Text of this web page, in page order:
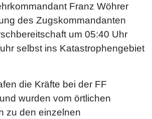
Franz Wöhrer
des Zugskommandanten
um 05:40 Uhr
selbst ins Katastrophengebiet
die Kräfte bei der FF
wurden vom örtlichen
zu den einzelnen